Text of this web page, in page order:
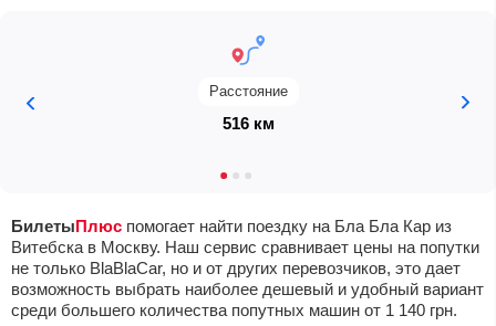
Расстояние
516 км
БилетыПлюс помогает найти поездку на Бла Бла Кар из
Витебска в Москву. Наш сервис сравнивает цены на попутки
не только BlaBlaCar, но и от других перевозчиков, это дает
возможность выбрать наиболее дешевый и удобный вариант
среди большего количества попутных машин от 1 140 грн.